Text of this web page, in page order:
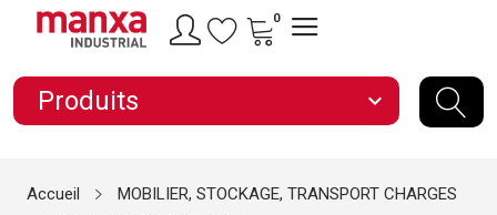
0
Produits expand_more
Accueil
MOBILIER, STOCKAGE, TRANSPORT CHARGES